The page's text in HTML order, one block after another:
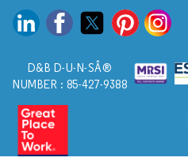
D&B D-U-N-SÂ®
NUMBER : 85-427-9388